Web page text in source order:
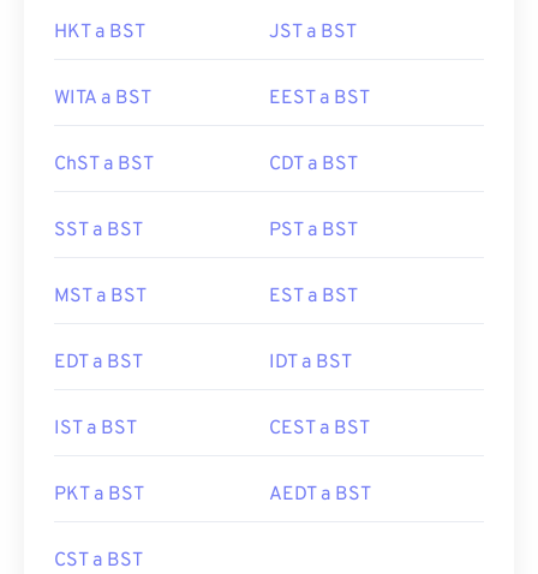
HKT a BST JST a BST
WITA a BST EEST a BST
ChST a BST CDT a BST
SST a BST PST a BST
MST a BST EST a BST
EDT a BST IDT a BST
IST a BST CEST a BST
PKT a BST AEDT a BST
CST a BST